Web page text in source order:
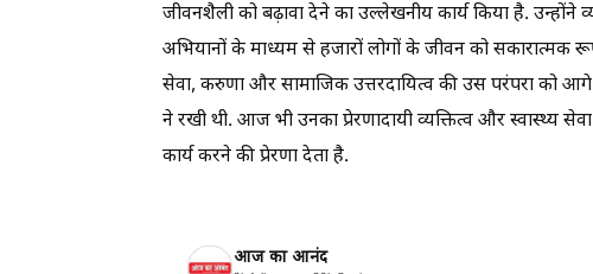
जीवनशैली को बढ़ावा देने का उल्लेखनीय कार्य किया है. उन्होंने
अभियानों के माध्यम से हजारों लोगों के जीवन को सकारात्मक
सेवा, करुणा और सामाजिक उत्तरदायित्व की उस परंपरा को
ने रखी थी. आज भी उनका प्रेरणादायी व्यक्तित्व और स्वास्थ्य
कार्य करने की प्रेरणा देता है.
आज का आनंद